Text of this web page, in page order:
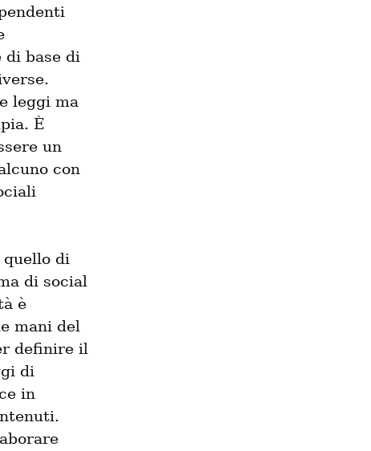
di base di
leggi ma
È
un
con
di
di social
è
mani del
definire il
di
in